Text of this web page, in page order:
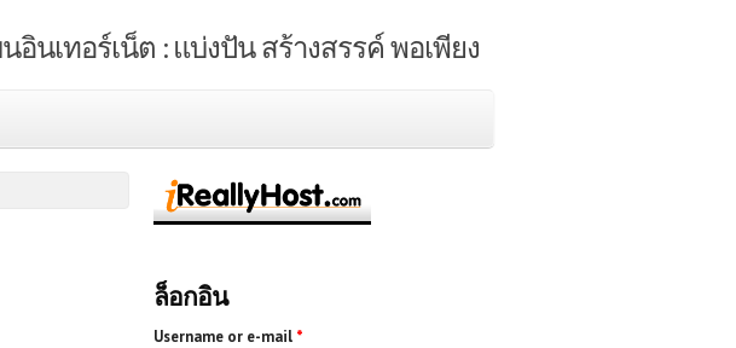
นเทอร์เน็ต : แบ่งปัน สร้างสรรค์ พอเพียง
ล็อกอิน
Username or e-mail *